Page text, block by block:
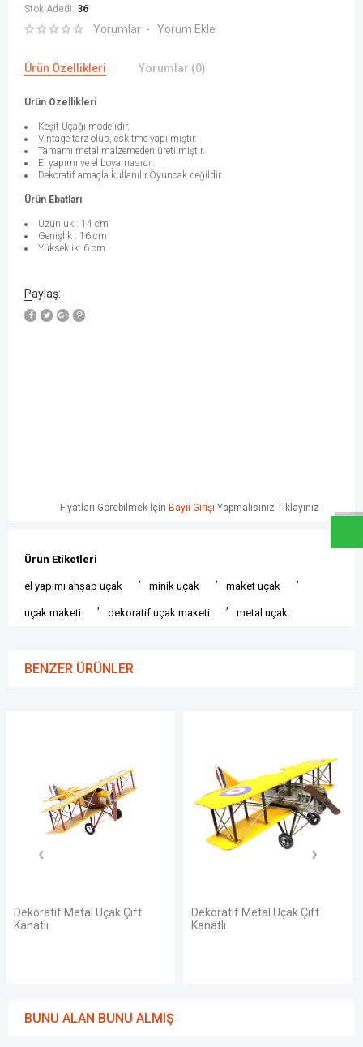
Stok Adedi: 36
Yorumlar Yorum Ekle
Fiyatları Görebilmek İçin Bayii Girişi Yapmalısınız Tıklayınız
Ürün Özellikleri Yorumlar (0)
Ürün Özellikleri
Keşif Uçağı modelidir.
Vintage tarz olup, eskitme yapılmıştır.
Tamamı metal malzemeden üretilmiştir.
El yapımı ve el boyamasıdır.
Dekoratif amaçla kullanılır.Oyuncak değildir.
Ürün Ebatları
Uzunluk : 14 cm
Genişlik : 16 cm
Yükseklik: 6 cm
Paylaş:
Ürün Etiketleri
el yapımı ahşap uçak
,
minik uçak
,
maket uçak
,
uçak maketi
,
dekoratif uçak maketi
,
metal uçak
BENZER ÜRÜNLER
Dekoratif Metal Uçak Çift
Kanatlı
Dekoratif Metal Uçak Çift
Kanatlı
BUNU ALAN BUNU ALMIŞ